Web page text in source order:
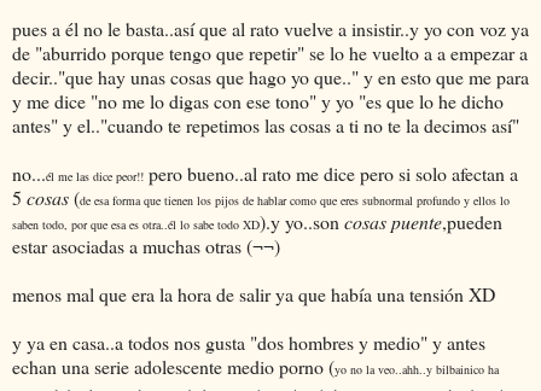
pues a él no le basta..así que al rato vuelve a insistir..y yo con voz ya
de "aburrido porque tengo que repetir" se lo he vuelto a a empezar a
decir.."que hay unas cosas que hago yo que.." y en esto que me para
y me dice "no me lo digas con ese tono" y yo "es que lo he dicho
antes" y el.."cuando te repetimos las cosas a ti no te la decimos así"
no...él me las dice peor!! pero bueno..al rato me dice pero si solo afectan a
5 cosas(de esa forma que tienen los pijos de hablar como que eres subnormal profundo y ellos lo
saben todo, por que esa es otra..él lo sabe todo XD).y yo..son cosas puente,pueden
estar asociadas a muchas otras (¬¬)
menos mal que era la hora de salir ya que había una tensión XD
y ya en casa..a todos nos gusta "dos hombres y medio" y antes
echan una serie adolescente medio porno (yo no la veo..ahh..y bilbainico ha